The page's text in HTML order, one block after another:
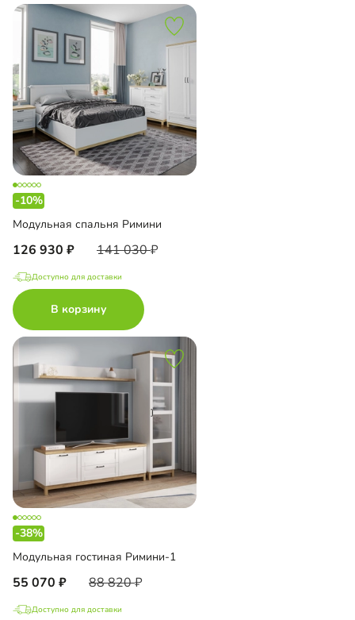
-10%
Модульная спальня Римини
126 930 141 030
Доступно для доставки
В корзину
-38%
Модульная гостиная Римини-1
55 070 88 820
Доступно для доставки